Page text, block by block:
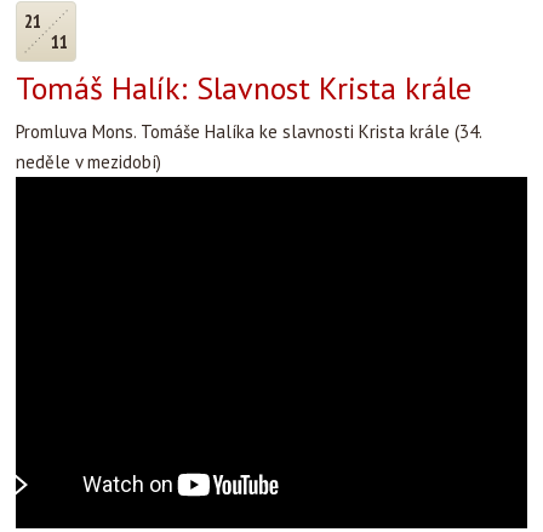
21
11
Tomáš Halík: Slavnost Krista krále
Promluva Mons. Tomáše Halíka ke slavnosti Krista krále (34.
neděle v mezidobí)